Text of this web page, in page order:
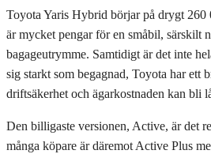
Toyota Yaris Hybrid börjar på drygt
är mycket pengar för en småbil, särskilt
bagageutrymme. Samtidigt är det inte
sig starkt som begagnad, Toyota har ett
driftsäkerhet och ägarkostnaden kan bli
Den billigaste versionen, Active, är det
många köpare är däremot Active Plus